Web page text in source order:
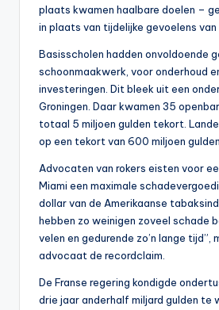
plaats kwamen haalbare doelen –
in plaats van tijdelijke gevoelens van
Basisscholen hadden onvoldoende
schoonmaakwerk, voor onderhoud
investeringen. Dit bleek uit een
Groningen. Daar kwamen 35
totaal 5 miljoen gulden tekort.
op een tekort van 600 miljoen gulden.
Advocaten van rokers eisten voor
Miami een maximale
dollar van de Amerikaanse
hebben zo weinigen zoveel schade
velen en gedurende zo’n lange tijd”,
advocaat de recordclaim.
De Franse regering kondigde
drie jaar anderhalf miljard gulden te